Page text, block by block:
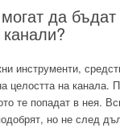
да
инструменти,
целостта на канала.
те попадат в нея.
но не след